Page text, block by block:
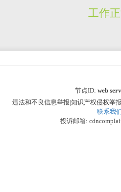
工作
节点ID: web
违法和不良信息举报|知识产权侵权举
联系我
投诉邮箱: